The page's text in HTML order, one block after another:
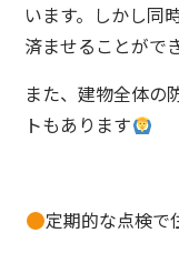
います。しかし同
済ませることがで
また、建物全体の
トもあります
定期的な点検で